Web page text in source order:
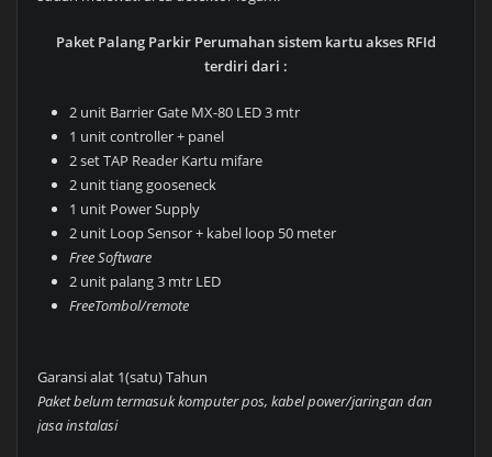
Paket Palang Parkir Perumahan sistem kartu akses RFId
terdiri dari :
2 unit Barrier Gate MX-80 LED 3 mtr
1 unit controller + panel
2 set TAP Reader Kartu mifare
2 unit tiang gooseneck
1 unit Power Supply
2 unit Loop Sensor + kabel loop 50 meter
Free Software
2 unit palang 3 mtr LED
FreeTombol/remote
Garansi alat 1(satu) Tahun
Paket belum termasuk komputer pos, kabel power/jaringan dan
jasa instalasi